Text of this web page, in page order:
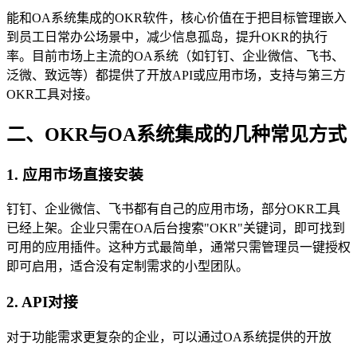
能和OA系统集成的OKR软件，核心价值在于把目标管理嵌入
到员工日常办公场景中，减少信息孤岛，提升OKR的执行
率。目前市场上主流的OA系统（如钉钉、企业微信、飞书、
泛微、致远等）都提供了开放API或应用市场，支持与第三方
OKR工具对接。
二、OKR与OA系统集成的几种常见方式
1. 应用市场直接安装
钉钉、企业微信、飞书都有自己的应用市场，部分OKR工具
已经上架。企业只需在OA后台搜索"OKR"关键词，即可找到
可用的应用插件。这种方式最简单，通常只需管理员一键授权
即可启用，适合没有定制需求的小型团队。
2. API对接
对于功能需求更复杂的企业，可以通过OA系统提供的开放